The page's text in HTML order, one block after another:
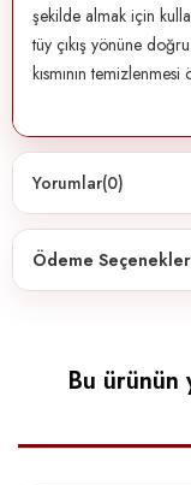
şekilde almak için
tüy çıkış yönüne
kısmının temizlenmesi
Yorumlar(0)
Ödeme
Bu ürünün